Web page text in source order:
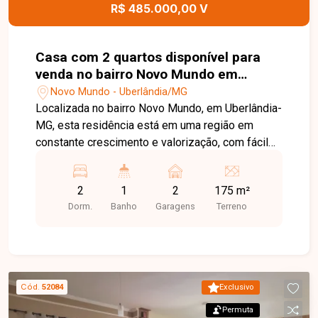
R$ 485.000,00 V
Casa com 2 quartos disponível para
venda no bairro Novo Mundo em
Uberlândia-MG
Novo Mundo - Uberlândia/MG
Localizada no bairro Novo Mundo, em Uberlândia-
MG, esta residência está em uma região em
constante crescimento e valorização, com fácil
serviços essenciais. O bairro oferece praticidade
e qualidade de vida, sendo uma excelente opção
para quem busca conforto e comodidade no dia a
equipados com armários planejados, banheiro
social e cozinha separada, completa com
armários, micro-ondas, forno, cooktop e suggar,
2
Dorm.
1
Banho
2
Garagens
175 m²
Terreno
Exclusivo
Permuta
Cód. 52084